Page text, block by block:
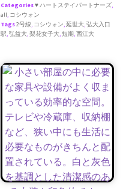
Categories♥ ハートステイパートナーズ,
all, コシウォン
Tags2号線, コシウォン,延世大,弘大入口
駅,弘益大,梨花女子大,短期,西江大